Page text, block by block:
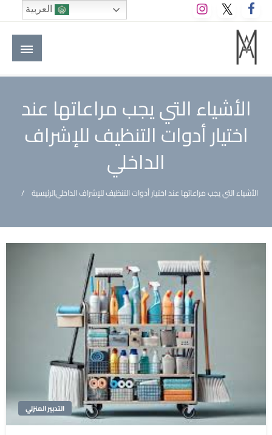
التخطي
إلى
المحتوى
M A hotels | إم ايه هوتيلز
الموقع الأول للعاملين في الفنادق في العالم العربي
الأشياء التي يجب مراعاتها عند
اختيار أدوات التنظيف للإشراف
الداخلي
الرئيسيةالأشياء التي يجب مراعاتها عند اختيار أدوات التنظيف للإشراف الداخلي
التدبير المنزلي
العربية